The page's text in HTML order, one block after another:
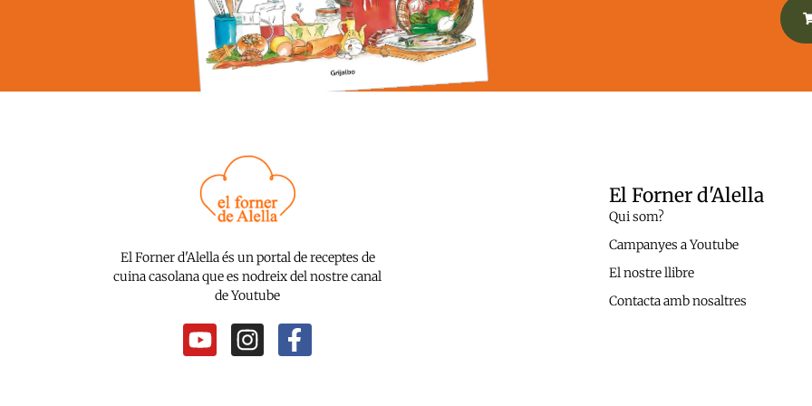
El Forner d'Alella és un portal de receptes de
cuina casolana que es nodreix del nostre canal
de Youtube
Y
o
I
n
F
a
El Forner d'Alella
Qui som?
Campanyes a Youtube
El nostre llibre
Contacta amb nosaltres